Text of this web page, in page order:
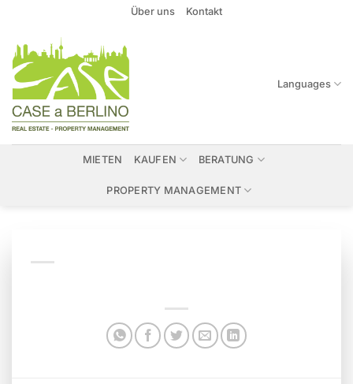
springen
Über uns Kontakt
Languages
MIETEN KAUFEN BERATUNG
PROPERTY MANAGEMENT